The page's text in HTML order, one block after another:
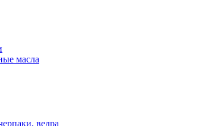
масла
ведра